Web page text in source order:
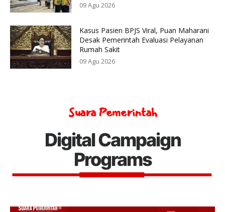
09 Agu 2026
Kasus Pasien BPJS Viral, Puan Maharani
Desak Pemerintah Evaluasi Pelayanan
Rumah Sakit
09 Agu 2026
Suara Pemerintah
Digital Campaign
Programs